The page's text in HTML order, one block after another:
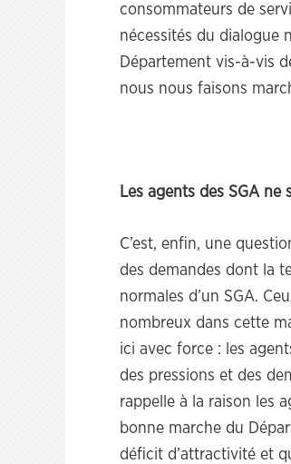
consommateurs de
nécessités du dialogue
Département vis-à-vis
nous nous faisons
Les agents des SGA ne
C’est, enfin, une
des demandes dont la
normales d’un SGA.
nombreux dans cette
ici avec force : les
des pressions et des
rappelle à la raison les
bonne marche du
déficit d’attractivité et